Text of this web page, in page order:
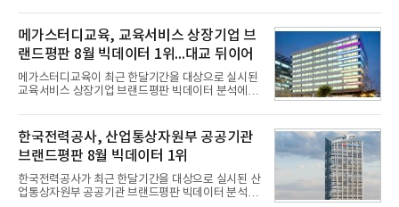
IBK기업은행’에 참가할 기업을 모집한다고 10일 밝혔
다.이번 데모데이는 ‘AX 기반 디지털금융의 전환’을
주제로 개최되는 ‘서울 핀테크 위크 2026’의 공식 프
로그램으로, 우수한 AX 기반 핀테크 기업을 발굴하고
투자유치와 사업 협력 기회를 지원하기 위해 마련됐
다.참여 대상은 창업 7년 이내의 서울 소재 핀테크 스
타트업과 중소기업 창업 지원법에 따른 신사업 분야
다.심사를
메가스터디교육, 교육서비스 상장기업 브
랜드평판 8월 빅데이터 1위...대교 뒤이어
메가스터디교육이 최근 한달기간을 대상으로 실시된
교육서비스 상장기업 브랜드평판 빅데이터 분석에서
일 한국기업평판연구소(소장 구창환)는 국내 교육서
비스 상장기업 브랜드를 대상으로 지난 7월 7일부터
8월 7일까지 수집된 소비자 빅데이터 10,074,233건
을 분석한 결과, 메가스터디교육이 브랜드평판지수
1,710,926을 기록하며 8월 1위에 올랐다고 밝혔다.
분석에 활용된 빅데이터는 지난 7월(9,491,206건) 대
비 6.14% 증가한 수치로, 교육서비스 상장기업 브랜
한국전력공사, 산업통상자원부 공공기관
브랜드평판 8월 빅데이터 1위
한국전력공사가 최근 한달기간을 대상으로 실시된 산
업통상자원부 공공기관 브랜드평판 빅데이터 분석에